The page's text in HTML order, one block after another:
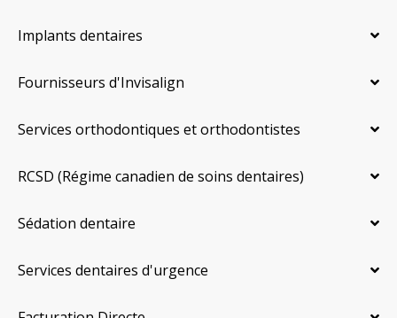
Implants dentaires
Fournisseurs d'Invisalign
Services orthodontiques et orthodontistes
RCSD (Régime canadien de soins dentaires)
Sédation dentaire
Services dentaires d'urgence